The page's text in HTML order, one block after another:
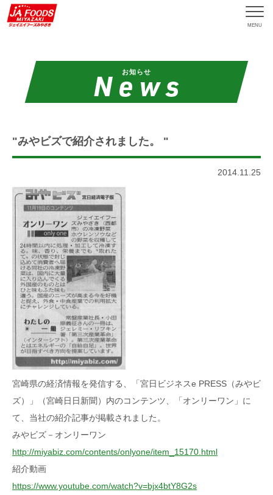
MENU
お知らせ
"みやビズで紹介されました。 "
2014.11.25
宮崎県の経済情報を発信する、「宮日ビジネスe PRESS（みやビ
ズ）」（宮崎日日新聞）内のコンテンツ、「オンリーワン」に
て、当社の紹介記事が掲載されました。
みやビズ－オンリーワン
http://miyabiz.com/contents/onlyone/item_15170.html
紹介動画
https://www.youtube.com/watch?v=bjx4btY8G2s